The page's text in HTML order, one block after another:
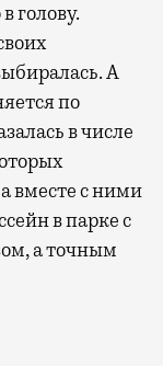
голову.
А
по
в числе
вместе с ними
в парке с
а точным